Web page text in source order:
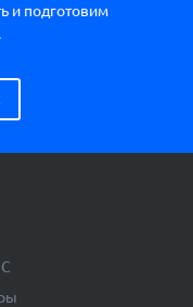
и подготовим